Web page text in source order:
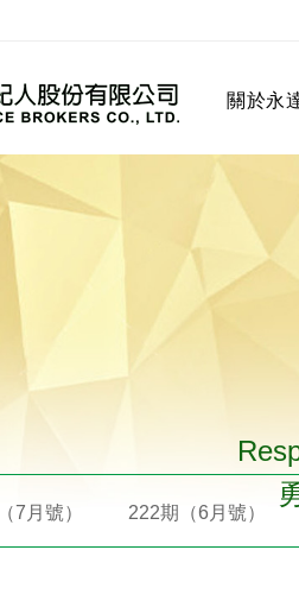
關於永
7月號） 222期（6月號）